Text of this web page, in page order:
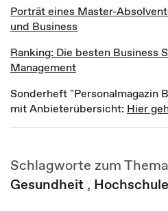
Porträt eines Master-
und Business
Ranking: Die besten Business
Management
Sonderheft "Personalmagazin
mit Anbieterübersicht: Hier
Schlagworte zum
Gesundheit , Hochschule